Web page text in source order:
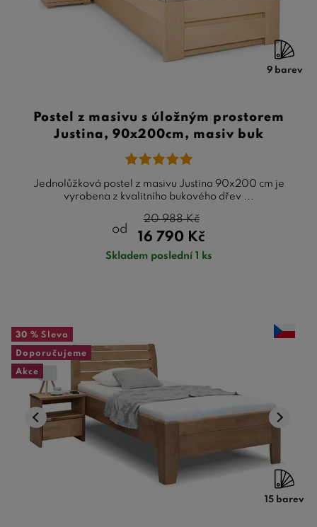
9 barev
Postel z masivu s úložným prostorem
Justina, 90x200cm, masiv buk
Jednolůžková postel z masivu Justina 90x200 cm je
vyrobena z kvalitního bukového dřev ...
od
16 790 Kč
20 988Kč
Skladem poslední 1 ks
30 % Sleva
Doporučujeme
Akce
15 barev